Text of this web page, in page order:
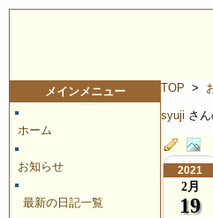
メインメニュー
ホーム
お知らせ
最新の日記一覧
TOP >
syuji さ
2021
2月
19